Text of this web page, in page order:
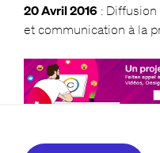
20 Avril 2016: Diffusion
et communication à la